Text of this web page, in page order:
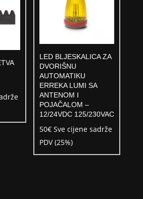
LED BLJESKALICA ZA
DVORIŠNU
AUTOMATIKU
ERREKA LUMI SA
ANTENOM I
POJAČALOM –
12/24VDC 125/230VAC
50€ Sve cijene sadrže
PDV (25%)